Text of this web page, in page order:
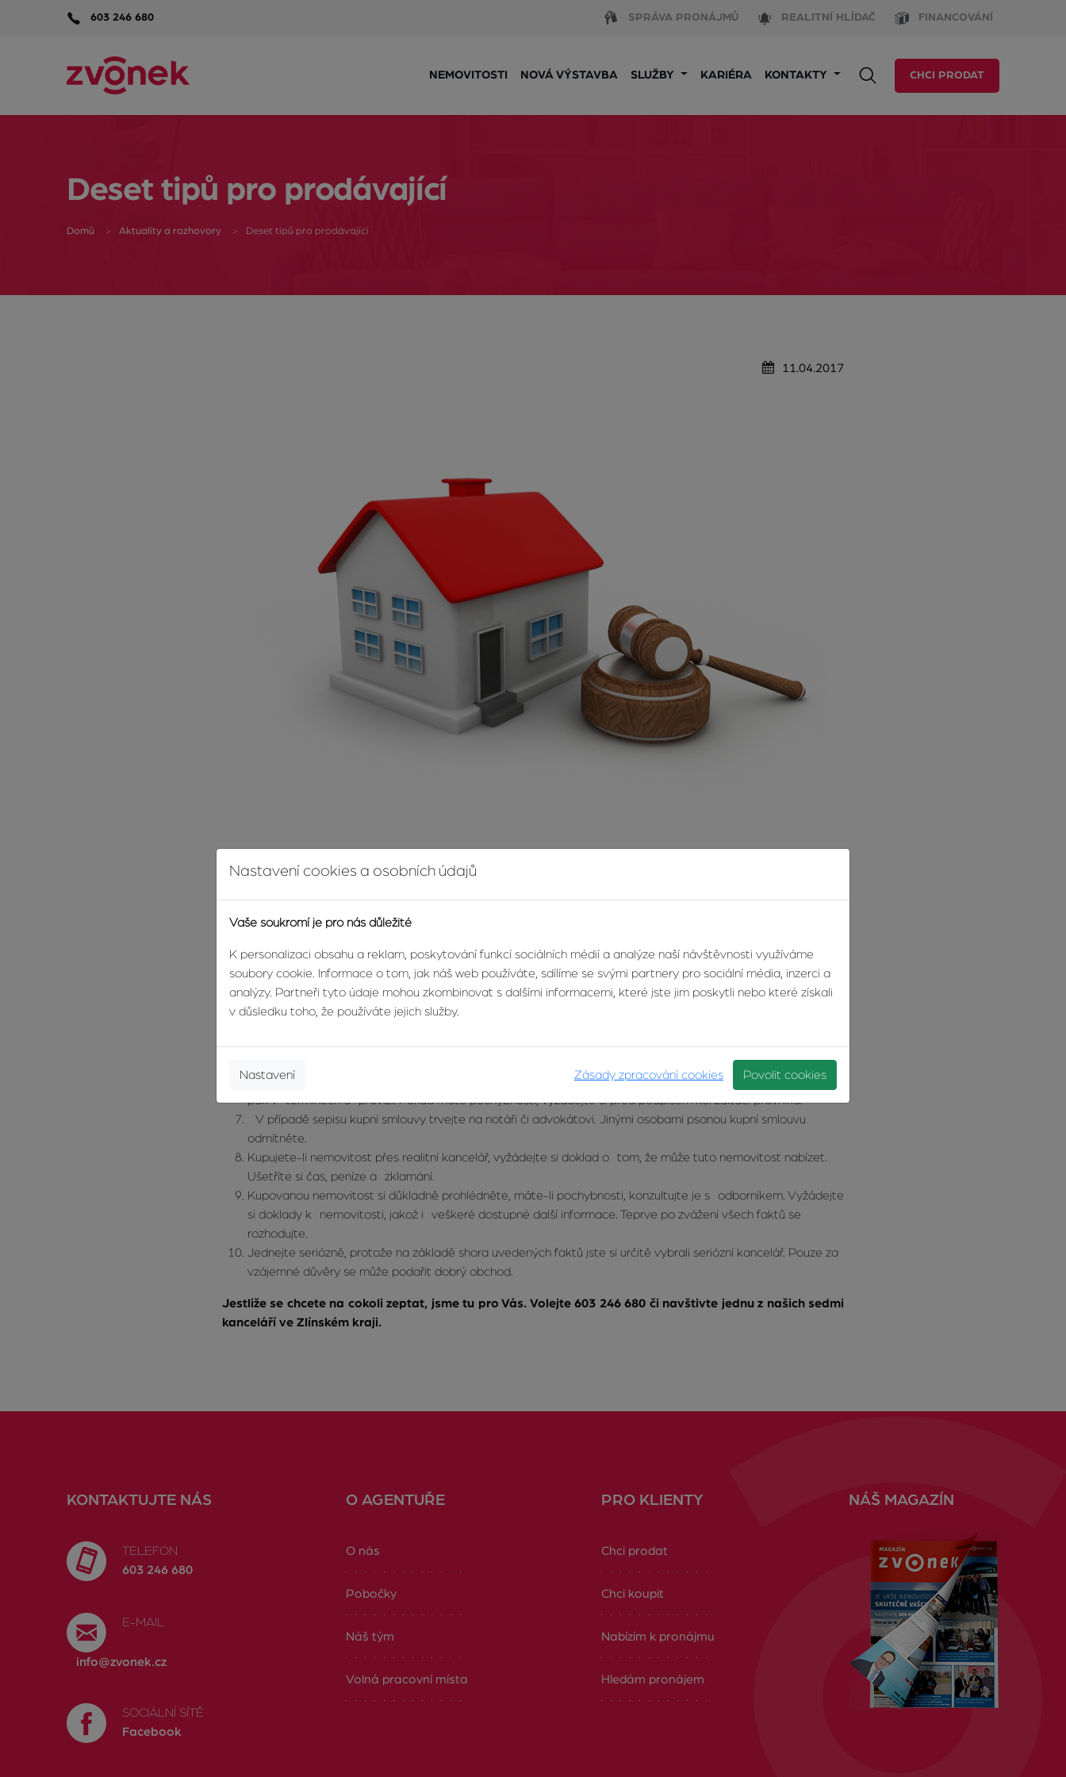
603 246 680 SPRÁVA PRONÁJMŮ REALITNÍ HLÍDAČ FINANCOVÁNÍ
NEMOVITOSTI NOVÁ VÝSTAVBA SLUŽBY KARIÉRA KONTAKTY CHCI PRODAT
Deset tipů pro prodávající
Domů Aktuality a rozhovory Deset tipů pro prodávající
11.04.2017
Ve vámi vybrané realitní kanceláři si všímejte jednání jejích pracovníků, vybavení kanceláří, celkové atmosféry.
Řekne vám to víc než jakákoli reklama.
Vyžadujte komplexní informace o způsobu práce kanceláře, kterou jste si vybrali. Většina z nich má své
provozní předpisy, které si pečlivě prostudujte.
Neuzavírejte smlouvu s kanceláří dříve, než vše pečlivě zvážíte. Žádná solidní realitní kancelář vás nebude
Dbejte na úplnost zprostředkovatelské smlouvy, vyžadujte přesné znění ve všech jejích ustanoveních, zvláště
pak v termínech a provizi. Pokud máte pochybnosti, vyžádejte si před podpisem konzultaci právníka.
V případě sepisu kupní smlouvy trvejte na notáři či advokátovi. Jinými osobami psanou kupní smlouvu
odmítněte.
Kupujete-li nemovitost přes realitní kancelář, vyžádejte si doklad o tom, že může tuto nemovitost nabízet.
Ušetříte si čas, peníze a zklamání.
Kupovanou nemovitost si důkladně prohlédněte, máte-li pochybnosti, konzultujte je s odborníkem. Vyžádejte
si doklady k nemovitosti, jakož i veškeré dostupné další informace. Teprve po zvážení všech faktů se
rozhodujte.
Jednejte seriózně, protože na základě shora uvedených faktů jste si určitě vybrali seriózní kancelář. Pouze za
vzájemné důvěry se může podařit dobrý obchod.
Jestliže se chcete na cokoli zeptat, jsme tu pro Vás. Volejte 603 246 680 či navštivte jednu z našich sedmi
kanceláří ve Zlínském kraji.
KONTAKTUJTE NÁS
TELEFON
603 246 680
E-MAIL
info@zvonek.cz
SOCIÁLNÍ SÍTĚ
Facebook
O AGENTUŘE
O nás
Pobočky
Náš tým
Volná pracovní místa
PRO KLIENTY
Chci prodat
Chci koupit
Nabízím k pronájmu
Hledám pronájem
NÁŠ MAGAZÍN
Nastavení cookies a osobních údajů
Vaše soukromí je pro nás důležité
K personalizaci obsahu a reklam, poskytování funkcí sociálních médií a analýze naší návštěvnosti využíváme
soubory cookie. Informace o tom, jak náš web používáte, sdílíme se svými partnery pro sociální média, inzerci a
analýzy. Partneři tyto údaje mohou zkombinovat s dalšími informacemi, které jste jim poskytli nebo které získali
v důsledku toho, že používáte jejich služby.
Zásady zpracování cookies
Nastavení Povolit cookies